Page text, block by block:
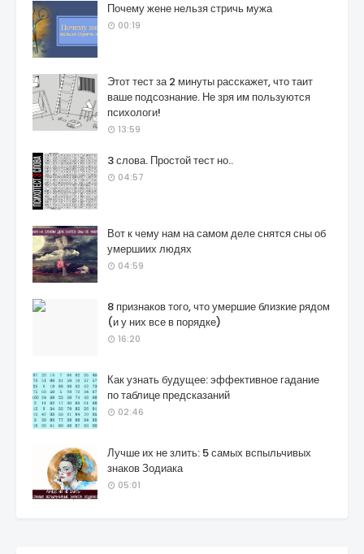
Почему жене нельзя стричь мужа
00:19
Этот тест за 2 минуты расскажет, что таит
ваше подсознание. Не зря им пользуются
психологи!
13:59
3 слова. Простой тест но..
04:57
Вот к чему нам на самом деле снятся сны об
умершиих людях
04:59
8 признаков того, что умершие близкие рядом
(и у них все в порядке)
16:20
Как узнать будущее: эффективное гадание
по таблице предсказаний
02:46
Лучше их не злить: 5 самых вспыльчивых
знаков Зодиака
05:01